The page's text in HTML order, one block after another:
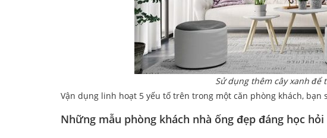
Sử dụng thêm cây xanh để
Vận dụng linh hoạt 5 yếu tố trên trong một căn phòng khách, bạn
Những mẫu phòng khách nhà ống đẹp đáng học